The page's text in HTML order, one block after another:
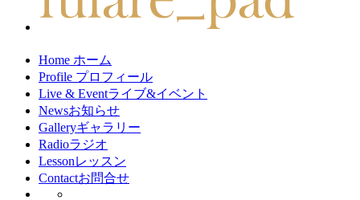
Home ホーム
Profile プロフィール
Live & Eventライブ&イベント
Newsお知らせ
Galleryギャラリー
Radioラジオ
Lessonレッスン
Contactお問合せ